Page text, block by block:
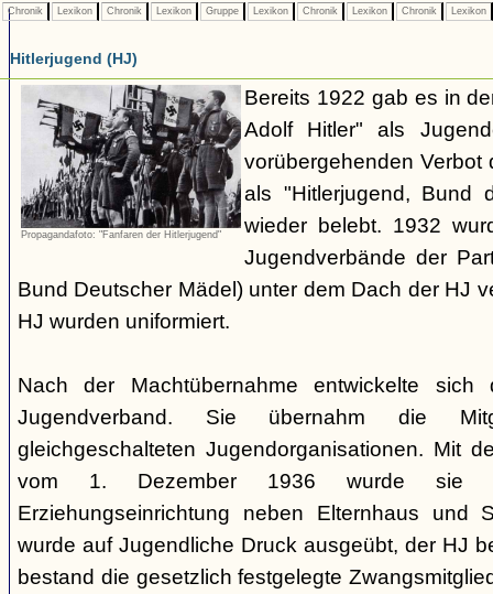
Chronik Lexikon Chronik Lexikon Gruppe Lexikon Chronik Lexikon Chronik Lexikon
Hitlerjugend (HJ)
Propagandafoto: "Fanfaren der Hitlerjugend"
Bereits 1922 gab es in
Adolf Hitler" als
vorübergehenden Verbot
als "Hitlerjugend, Bund
wieder belebt. 1932
Jugendverbände der
Bund Deutscher Mädel) unter dem Dach der HJ
HJ wurden uniformiert.
Nach der Machtübernahme entwickelte
Jugendverband. Sie übernahm die
gleichgeschalteten Jugendorganisationen. Mit
vom 1. Dezember 1936 wurde sie
Erziehungseinrichtung neben Elternhaus und
wurde auf Jugendliche Druck ausgeübt, der HJ
bestand die gesetzlich festgelegte